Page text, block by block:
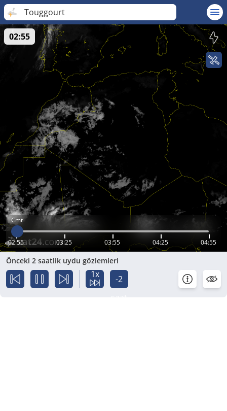
Touggourt
Cmt
02:55 03:25 03:55 04:25 04:55
02:55
Önceki 2 saatlik uydu gözlemleri
1x
-2